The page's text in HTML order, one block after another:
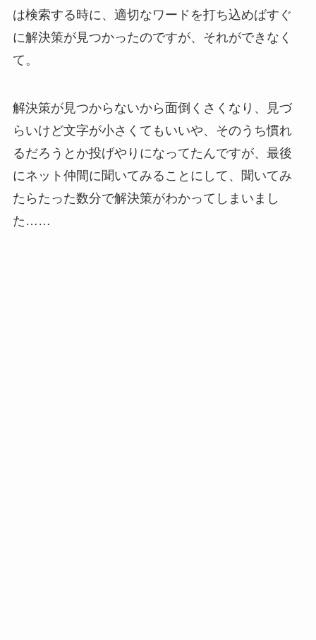
は検索する時に、適切なワードを打ち込めばすぐ
に解決策が見つかったのですが、それができなく
て。
解決策が見つからないから面倒くさくなり、見づ
らいけど文字が小さくてもいいや、そのうち慣れ
るだろうとか投げやりになってたんですが、最後
にネット仲間に聞いてみることにして、聞いてみ
たらたった数分で解決策がわかってしまいまし
た……